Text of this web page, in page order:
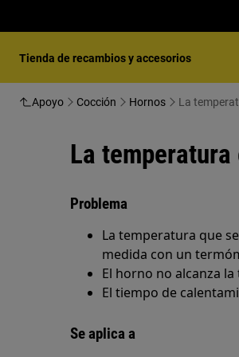
Tienda de recambios y accesorios
Apoyo Cocción Hornos La
La
Problema
La temperatura que
medida con un
El horno no alcanza
El tiempo de
Se aplica a